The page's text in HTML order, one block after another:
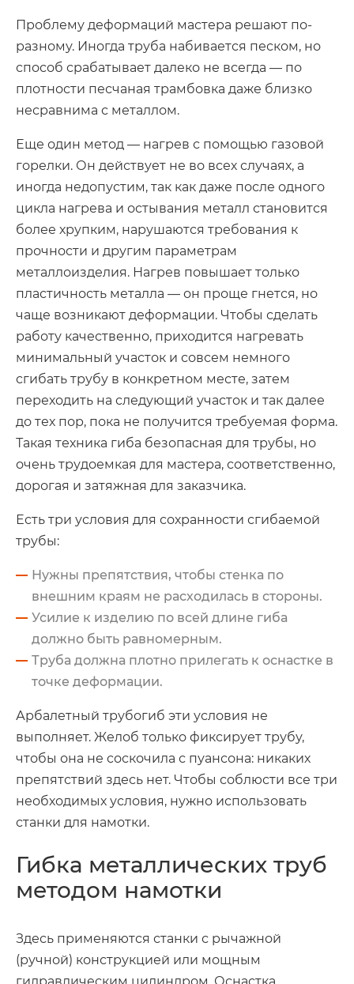
Проблему деформаций мастера решают по-
разному. Иногда труба набивается песком, но
способ срабатывает далеко не всегда — по
плотности песчаная трамбовка даже близко
несравнима с металлом.
Еще один метод — нагрев с помощью газовой
горелки. Он действует не во всех случаях, а
иногда недопустим, так как даже после одного
цикла нагрева и остывания металл становится
более хрупким, нарушаются требования к
прочности и другим параметрам
металлоизделия. Нагрев повышает только
пластичность металла — он проще гнется, но
чаще возникают деформации. Чтобы сделать
работу качественно, приходится нагревать
минимальный участок и совсем немного
сгибать трубу в конкретном месте, затем
переходить на следующий участок и так далее
до тех пор, пока не получится требуемая форма.
Такая техника гиба безопасная для трубы, но
очень трудоемкая для мастера, соответственно,
дорогая и затяжная для заказчика.
Есть три условия для сохранности сгибаемой
трубы:
Нужны препятствия, чтобы стенка по
внешним краям не расходилась в стороны.
Усилие к изделию по всей длине гиба
должно быть равномерным.
Труба должна плотно прилегать к оснастке в
точке деформации.
Арбалетный трубогиб эти условия не
выполняет. Желоб только фиксирует трубу,
чтобы она не соскочила с пуансона: никаких
препятствий здесь нет. Чтобы соблюсти все три
необходимых условия, нужно использовать
станки для намотки.
Гибка металлических труб
методом намотки
Здесь применяются станки с рычажной
(ручной) конструкцией или мощным
гидравлическим цилиндром. Оснастка